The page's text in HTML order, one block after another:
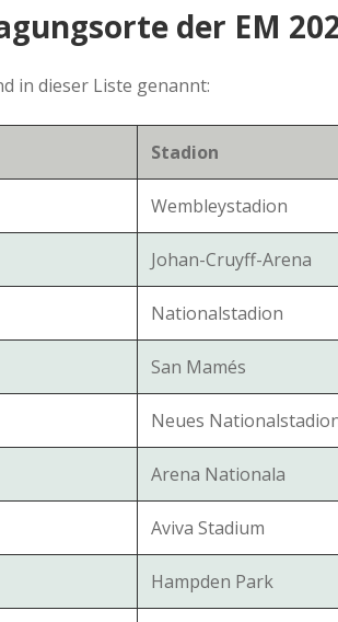
a
a
d
e
der EM
in dieser Liste genannt:
Stadion
Wembleystadion
Johan-Cruyff-Arena
Nationalstadion
San Mamés
Neues
Arena Nationala
Aviva Stadium
Hampden Park